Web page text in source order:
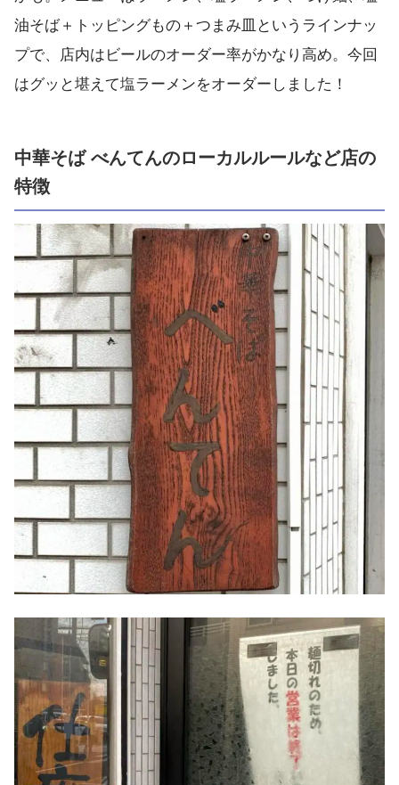
油そば＋トッピングもの＋つまみ皿というラインナッ
プで、店内はビールのオーダー率がかなり高め。今回
はグッと堪えて塩ラーメンをオーダーしました！
中華そば べんてんのローカルルールなど店の
特徴